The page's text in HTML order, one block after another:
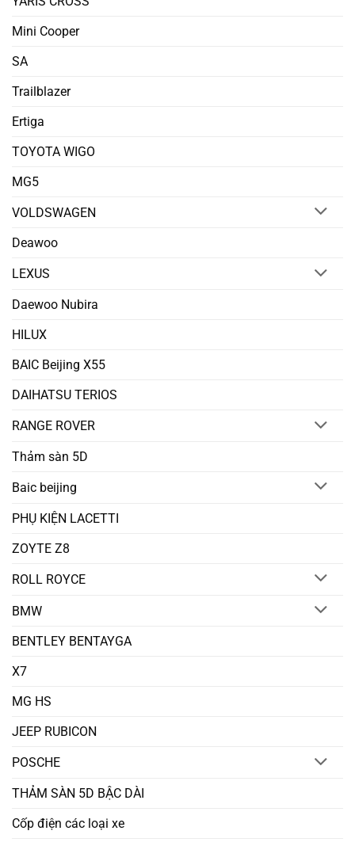
Mini Cooper
SA
Trailblazer
Ertiga
TOYOTA WIGO
MG5
VOLDSWAGEN
Deawoo
LEXUS
Daewoo Nubira
HILUX
BAIC Beijing X55
DAIHATSU TERIOS
RANGE ROVER
Thảm sàn 5D
Baic beijing
PHỤ KIỆN LACETTI
ZOYTE Z8
ROLL ROYCE
BMW
BENTLEY BENTAYGA
X7
MG HS
JEEP RUBICON
POSCHE
THẢM SÀN 5D BẬC DÀI
Cốp điện các loại xe